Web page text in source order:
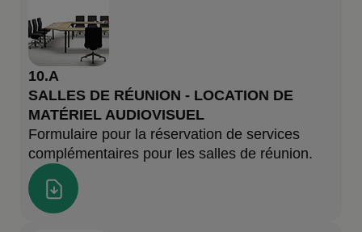
10.A
SALLES DE RÉUNION - LOCATION DE
MATÉRIEL AUDIOVISUEL
Formulaire pour la réservation de services
complémentaires pour les salles de réunion.